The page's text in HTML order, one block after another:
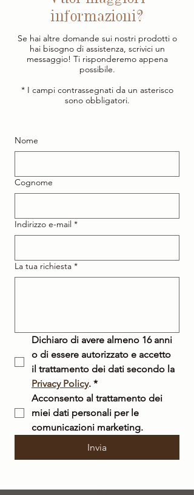
informazioni?
Se hai altre domande sui nostri prodotti o
hai bisogno di assistenza, scrivici un
messaggio! Ti risponderemo appena
possibile.
* I campi contrassegnati da un asterisco
sono obbligatori.
Nome
Cognome
Indirizzo e-mail *
La tua richiesta *
Dichiaro di avere almeno 16 anni
o di essere autorizzato e accetto
Privacy Policy. *
Acconsento al trattamento dei
miei dati personali per le
comunicazioni marketing.
Invia